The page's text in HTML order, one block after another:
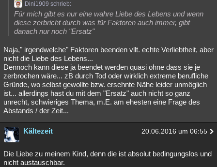
Natur Umfragen Unterhaltung
weitere Rubriken
Astronomie Helpdesk
Musik Clash Verbesserungen Allmystery English
Übersichten
Besucht Teilgenommen Geschlossen
Lesenswert
Dini1909 schrieb:
Für mich gibt es nur eine wahre Liebe des Lebens und wenn
diese zerbricht durch was für Faktoren auch immer, gibt
danach nur noch "Ersatz"
Naja," irgendwelche" Faktoren beenden vllt. echte Verliebtheit, aber
nicht die Liebe des Lebens...
Dennoch kann diese ja beendet werden quasi ohne dass sie je
zerbrochen wäre... zB durch Tod oder wirklich extreme berufliche
Gründe, wo selbst gewollte bzw. ersehnte Nähe leider unmöglich
ist... allerdings hast du mit dem "Ersatz" auch nicht so ganz
unrecht, schwieriges Thema, m.E. am ehesten eine Frage des
Abstands / der Zeit...
Kältezeit 20.06.2016 um 06:55
Die Liebe zu meinem Kind, denn die ist absolut bedingungslos und
nicht austauschbar.